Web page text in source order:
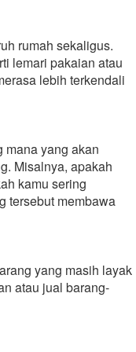
rumah sekaligus.
lemari pakaian atau
lebih terkendali
mana yang akan
Misalnya, apakah
kamu sering
tersebut membawa
yang masih layak
atau jual barang-